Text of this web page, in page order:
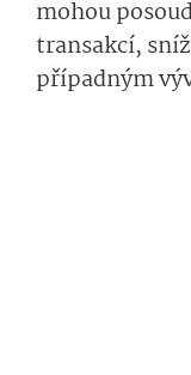
mohou
transakcí,
případným